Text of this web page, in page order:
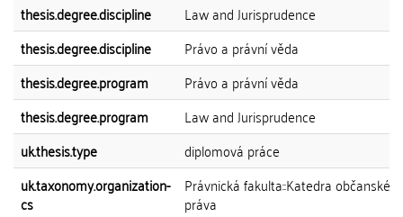
thesis.degree.discipline
Law and Jurisprudence
thesis.degree.discipline
Právo a právní věda
thesis.degree.program
Právo a právní věda
thesis.degree.program
Law and Jurisprudence
uk.thesis.type
diplomová práce
uk.taxonomy.organization-
cs
Právnická fakulta::Katedra
práva